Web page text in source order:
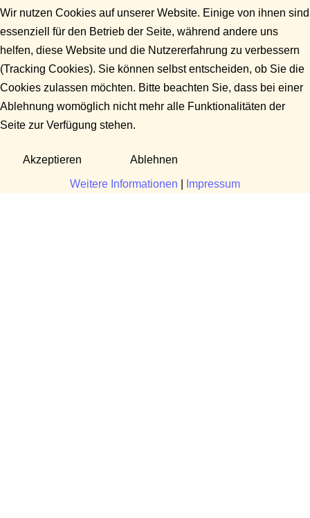
Wir nutzen Cookies auf unserer Website. Einige von ihnen sind
essenziell für den Betrieb der Seite, während andere uns
helfen, diese Website und die Nutzererfahrung zu verbessern
(Tracking Cookies). Sie können selbst entscheiden, ob Sie die
Cookies zulassen möchten. Bitte beachten Sie, dass bei einer
Ablehnung womöglich nicht mehr alle Funktionalitäten der
Seite zur Verfügung stehen.
Akzeptieren Ablehnen
Weitere Informationen Impressum